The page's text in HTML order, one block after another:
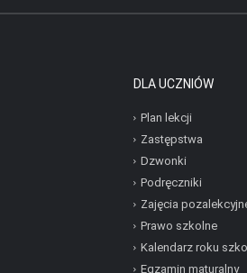
DLA UCZNIÓW
Plan lekcji
Zastępstwa
Dzwonki
Podręczniki
Zajęcia
Prawo szkolne
Kalendarz roku
Egzamin maturalny